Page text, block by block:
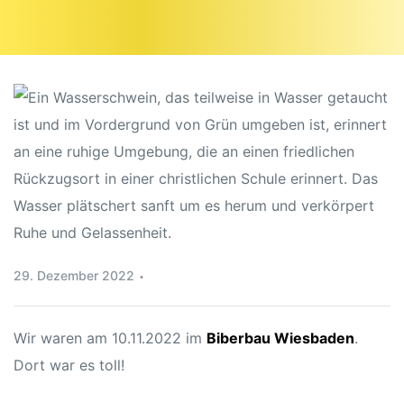
29. Dezember 2022
Wir waren am 10.11.2022 im Biberbau Wiesbaden.
Dort war es toll!